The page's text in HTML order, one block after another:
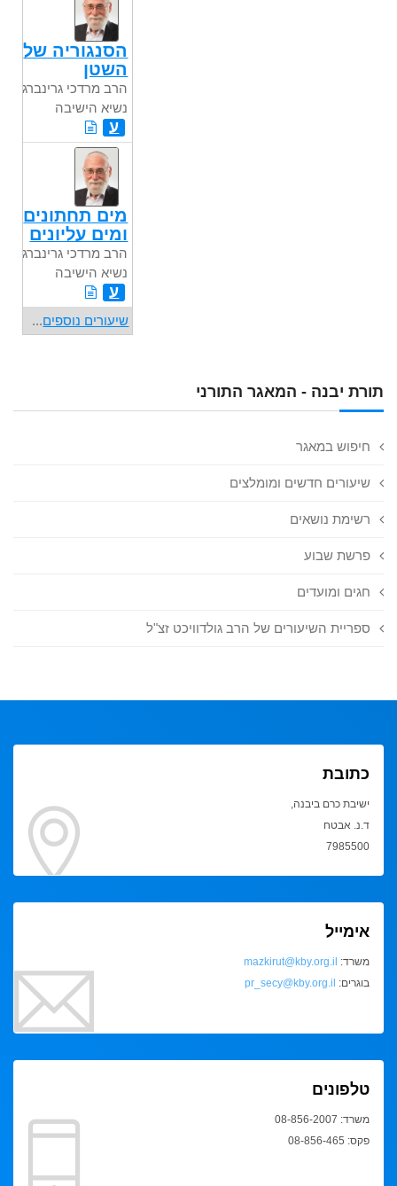
תורת יבנה - המאגר התורני
חיפוש במאגר
שיעורים חדשים ומומלצים
רשימת נושאים
פרשת שבוע
חגים ומועדים
ספריית השיעורים של הרב גולדוויכט זצ"ל
הסנגוריה של
השטן
הרב מרדכי גרינברג
נשיא הישיבה
ע
מים תחתונים
ומים עליונים
הרב מרדכי גרינברג
נשיא הישיבה
ע
שיעורים נוספים...
כתובת
ישיבת כרם ביבנה,
ד.נ. אבטח
7985500
אימייל
משרד: mazkirut@kby.org.il
בוגרים: pr_secy@kby.org.il
טלפונים
משרד: 08-856-2007
פקס: 08-856-465